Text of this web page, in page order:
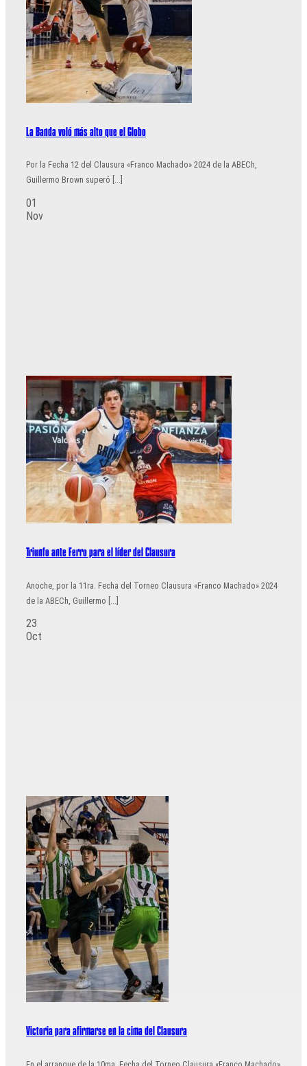
La Banda voló más alto que el Globo
Por la Fecha 12 del Clausura «Franco Machado» 2024 de la ABECh,
Guillermo Brown superó [...]
01
Nov
Triunfo ante Ferro para el líder del Clausura
Anoche, por la 11ra. Fecha del Torneo Clausura «Franco Machado» 2024
de la ABECh, Guillermo [...]
23
Oct
Victoria para afirmarse en la cima del Clausura